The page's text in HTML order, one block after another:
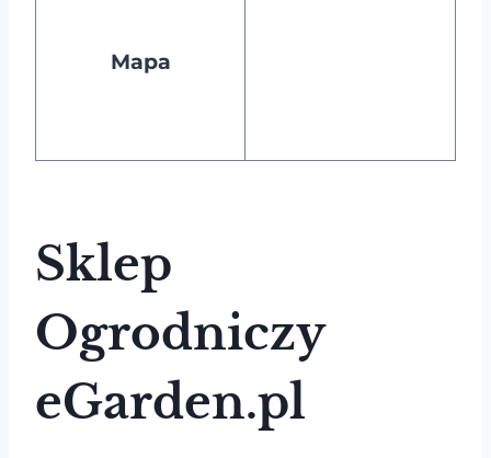
Mapa
Sklep
Ogrodniczy
eGarden.pl